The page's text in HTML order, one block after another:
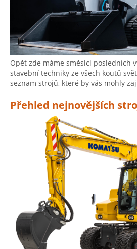
Opět zde máme směsici posledních
stavební techniky ze všech koutů
seznam strojů, které by vás mohly
Přehled nejnovějších